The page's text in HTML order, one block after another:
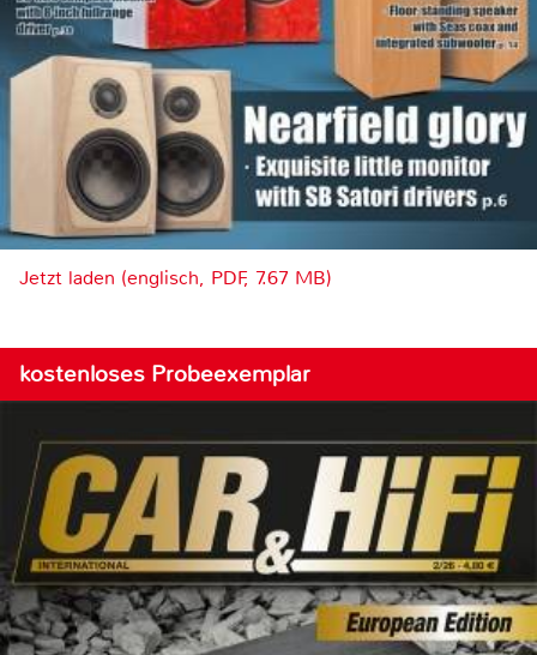
Jetzt laden (englisch, PDF, 7.67 MB)
kostenloses Probeexemplar